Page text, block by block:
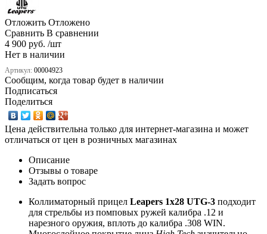
Отложить Отложено
Сравнить В сравнении
4 900 руб. /шт
Нет в наличии
Артикул: 00004923
Сообщим, когда товар будет в наличии
Подписаться
Поделиться
Цена действительна только для интернет-магазина и может
отличаться от цен в розничных магазинах
Описание
Отзывы о товаре
Задать вопрос
Коллиматорный прицел Leapers 1x28 UTG-3 подходит
для стрельбы из помповых ружей калибра .12 и
нарезного оружия, вплоть до калибра .308 WIN.